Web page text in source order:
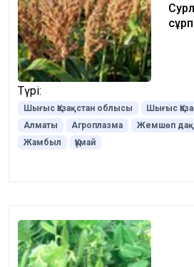
Түрі:
Шығыс Қазақстан облысы
Шығыс
Алматы
Агроплазма Жемшөп
Жамбыл
Құмай